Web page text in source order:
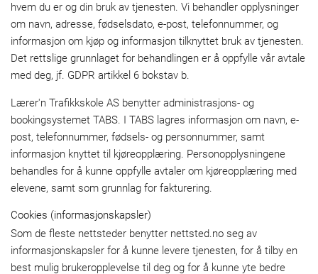
hvem du er og din bruk av tjenesten. Vi behandler opplysninger
om navn, adresse, fødselsdato, e-post, telefonnummer, og
informasjon om kjøp og informasjon tilknyttet bruk av tjenesten.
Det rettslige grunnlaget for behandlingen er å oppfylle vår avtale
med deg, jf. GDPR artikkel 6 bokstav b.
Lærer'n Trafikkskole AS benytter administrasjons- og
bookingsystemet TABS. I TABS lagres informasjon om navn, e-
post, telefonnummer, fødsels- og personnummer, samt
informasjon knyttet til kjøreopplæring. Personopplysningene
behandles for å kunne oppfylle avtaler om kjøreopplæring med
elevene, samt som grunnlag for fakturering.
Cookies (informasjonskapsler)
Som de fleste nettsteder benytter nettsted.no seg av
informasjonskapsler for å kunne levere tjenesten, for å tilby en
best mulig brukeropplevelse til deg og for å kunne yte bedre